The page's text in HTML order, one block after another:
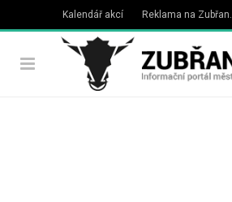
Kalendář akcí Reklama na